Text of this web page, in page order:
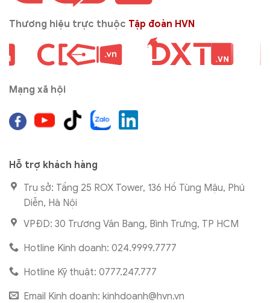
Thương hiệu trực thuộc Tập đoàn HVN
Mạng xã hội
Hỗ trợ khách hàng
Trụ sở: Tầng 25 ROX Tower, 136 Hồ Tùng Mậu, Phú
Diễn, Hà Nội
VPĐD: 30 Trương Văn Bang, Bình Trưng, TP HCM
Hotline Kinh doanh: 024.9999.7777
Hotline Kỹ thuật: 0777.247.777
Email Kinh doanh: kinhdoanh@hvn.vn